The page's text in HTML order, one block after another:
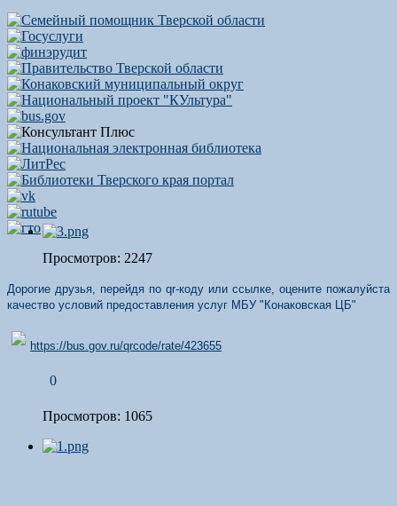
Просмотров: 2247
Дорогие друзья, перейдя по qr-коду или ссылке, оцените пожалуйста
качество условий предоставления услуг МБУ "Конаковская ЦБ"
https://bus.gov.ru/qrcode/rate/423655
0
Просмотров: 1065